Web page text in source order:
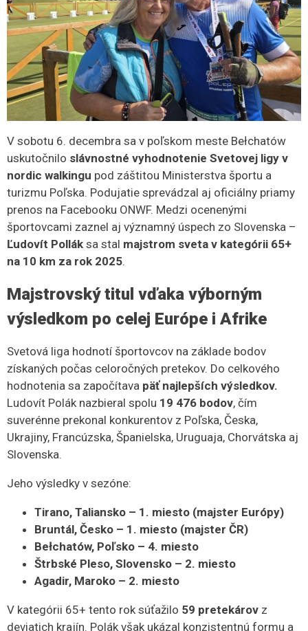
V sobotu 6. decembra sa v poľskom meste Bełchatów
uskutočnilo slávnostné vyhodnotenie Svetovej ligy v
nordic walkingu pod záštitou Ministerstva športu a
turizmu Poľska. Podujatie sprevádzal aj oficiálny priamy
prenos na Facebooku ONWF. Medzi ocenenými
športovcami zaznel aj významný úspech zo Slovenska –
Ľudovít Pollák sa stal majstrom sveta v kategórii 65+
na 10 km za rok 2025.
Majstrovský titul vďaka výborným
výsledkom po celej Európe i Afrike
Svetová liga hodnotí športovcov na základe bodov
získaných počas celoročných pretekov. Do celkového
hodnotenia sa započítava päť najlepších výsledkov.
Ludovít Polák nazbieral spolu 19 476 bodov, čím
suverénne prekonal konkurentov z Poľska, Česka,
Ukrajiny, Francúzska, Španielska, Uruguaja, Chorvátska aj
Slovenska.
Jeho výsledky v sezóne:
Tirano, Taliansko – 1. miesto (majster Európy)
Bruntál, Česko – 1. miesto (majster ČR)
Bełchatów, Poľsko – 4. miesto
Štrbské Pleso, Slovensko – 2. miesto
Agadir, Maroko – 2. miesto
V kategórii 65+ tento rok súťažilo 59 pretekárov z
deviatich krajín. Polák však ukázal konzistentnú formu a